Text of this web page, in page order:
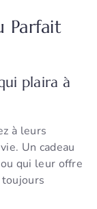
Parfait
plaira à
à leurs
Un cadeau
qui leur offre